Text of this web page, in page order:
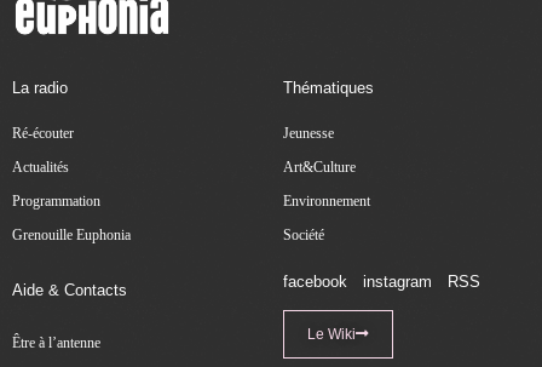
La radio
Ré-écouter
Actualités
Programmation
Grenouille Euphonia
Thématiques
Jeunesse
Art&Culture
Environnement
Société
Aide & Contacts
Être à l’antenne
facebook instagram RSS
Le Wiki